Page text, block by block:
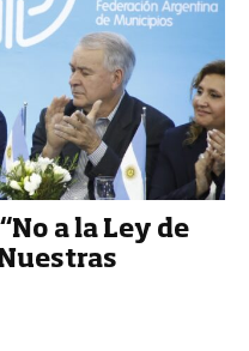
a la Ley de